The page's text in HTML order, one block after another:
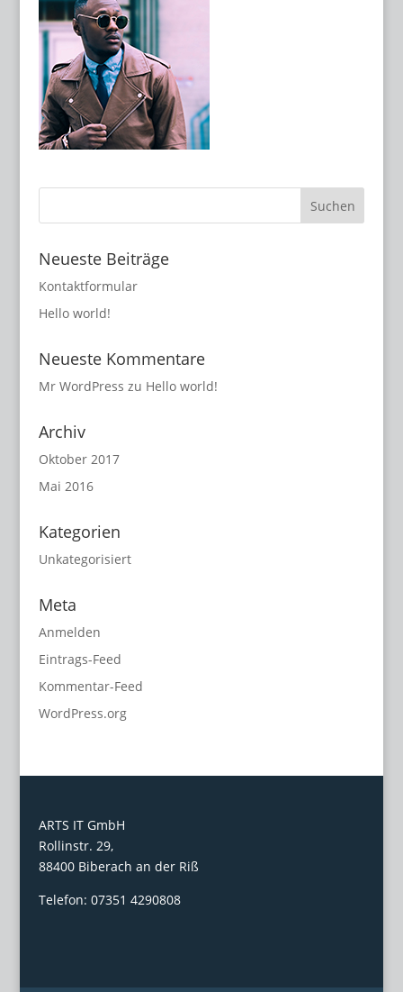
Neueste Beiträge
Kontaktformular
Hello world!
Neueste Kommentare
Mr WordPress zu Hello world!
Archiv
Oktober 2017
Mai 2016
Kategorien
Unkategorisiert
Meta
Anmelden
Eintrags-Feed
Kommentar-Feed
WordPress.org
ARTS IT GmbH
Rollinstr. 29,
88400 Biberach an der Riß
Telefon: 07351 4290808